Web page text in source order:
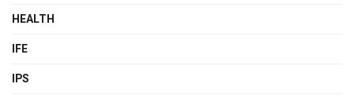
HEALTH
IFE
IPS